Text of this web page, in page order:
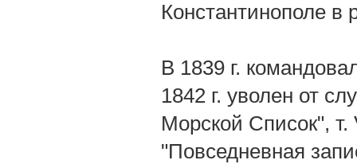
Константинополе в
В 1839 г.
1842 г. уволен от
Морской Список",
"Повседневная